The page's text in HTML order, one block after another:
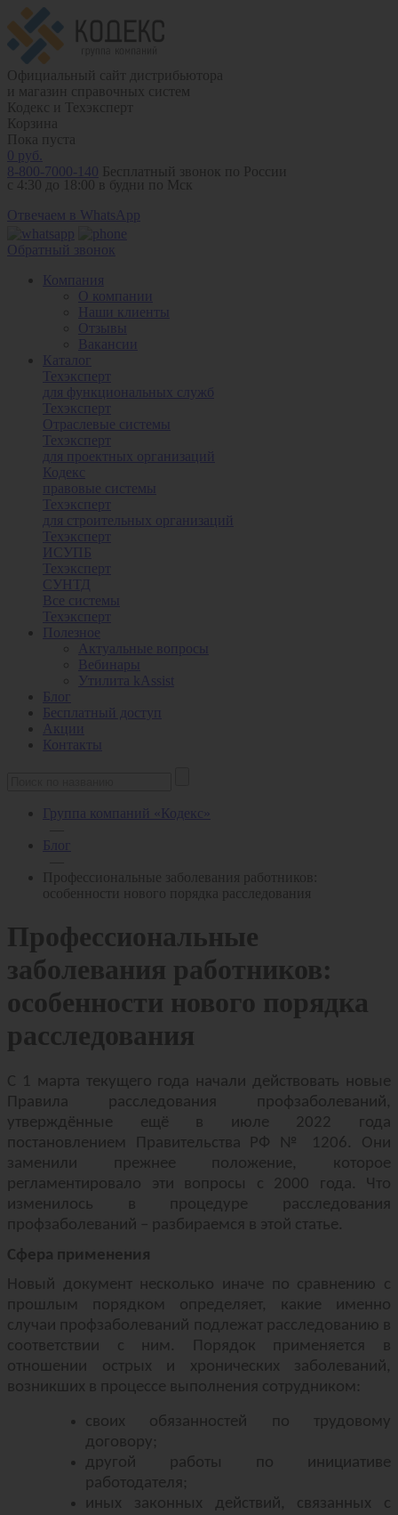
Официальный сайт дистрибьютора
и магазин справочных систем
Кодекс и Техэксперт
Корзина
Пока пуста
0 руб.
8-800-7000-140 Бесплатный звонок по России
с 4:30 до 18:00 в будни по Мск
Отвечаем в WhatsApp
Обратный звонок
Компания
О компании
Наши клиенты
Отзывы
Вакансии
Каталог
Техэксперт
для функциональных служб
Техэксперт
Отраслевые системы
Техэксперт
для проектных организаций
Кодекс
правовые системы
Техэксперт
для строительных организаций
Техэксперт
ИСУПБ
Техэксперт
СУНТД
Все системы
Техэксперт
Полезное
Актуальные вопросы
Вебинары
Утилита kAssist
Блог
Бесплатный доступ
Акции
Контакты
Группа компаний «Кодекс»
Блог
Профессиональные заболевания работников:
особенности нового порядка расследования
Профессиональные
заболевания работников:
особенности нового порядка
расследования
С 1 марта текущего года начали действовать новые
Правила расследования профзаболеваний,
утверждённые ещё в июле 2022 года
постановлением Правительства РФ № 1206. Они
заменили прежнее положение, которое
регламентировало эти вопросы с 2000 года. Что
изменилось в процедуре расследования
профзаболеваний – разбираемся в этой статье.
Сфера применения
Новый документ несколько иначе по сравнению с
прошлым порядком определяет, какие именно
случаи профзаболеваний подлежат расследованию в
соответствии с ним. Порядок применяется в
отношении острых и хронических заболеваний,
возникших в процессе выполнения сотрудником:
своих обязанностей по трудовому
договору;
другой работы по инициативе
работодателя;
иных законных действий, связанных с